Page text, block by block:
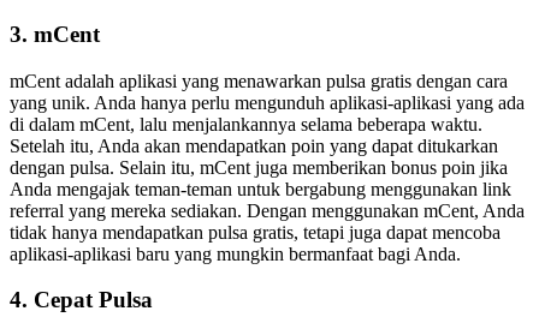
3. mCent
mCent adalah aplikasi yang menawarkan pulsa gratis dengan cara
yang unik. Anda hanya perlu mengunduh aplikasi-aplikasi yang ada
di dalam mCent, lalu menjalankannya selama beberapa waktu.
Setelah itu, Anda akan mendapatkan poin yang dapat ditukarkan
dengan pulsa. Selain itu, mCent juga memberikan bonus poin jika
Anda mengajak teman-teman untuk bergabung menggunakan link
referral yang mereka sediakan. Dengan menggunakan mCent, Anda
tidak hanya mendapatkan pulsa gratis, tetapi juga dapat mencoba
aplikasi-aplikasi baru yang mungkin bermanfaat bagi Anda.
4. Cepat Pulsa